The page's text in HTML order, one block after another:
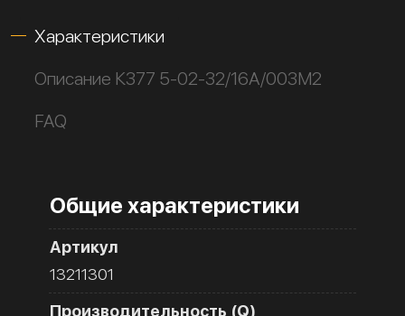
Характеристики
Описание К377 5-02-32/16А/003М2
FAQ
Общие характеристики
Артикул
13211301
Производительность (Q)